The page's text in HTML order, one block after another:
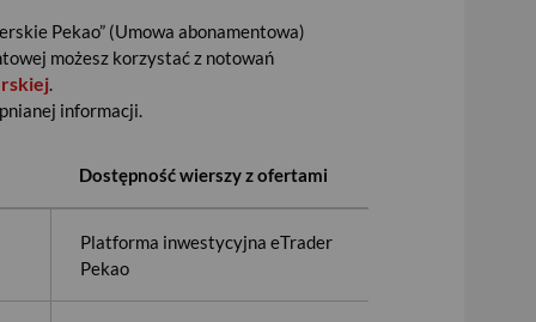
Pekao” (Umowa abonamentowa)
możesz korzystać z notowań
.
informacji.
Dostępność wierszy z ofertami
Platforma inwestycyjna eTrader
Pekao
inwestycyjną umożliwiającą dostęp do
i surowców, komunikatów PAP,
portfelem inwestycyjnym.